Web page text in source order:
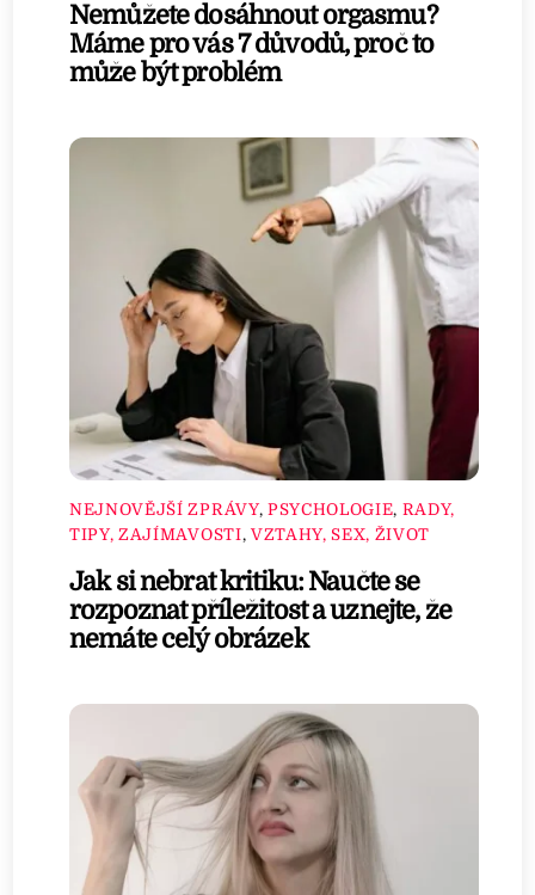
Nemůžete dosáhnout orgasmu?
Máme pro vás 7 důvodů, proč to
může být problém
NEJNOVĚJŠÍ ZPRÁVY, PSYCHOLOGIE, RADY,
TIPY, ZAJÍMAVOSTI, VZTAHY, SEX, ŽIVOT
Jak si nebrat kritiku: Naučte se
rozpoznat příležitost a uznejte, že
nemáte celý obrázek